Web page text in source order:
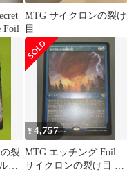
Foil
MTG サイクロンの裂け
目
裂
ア
¥4,757
MTG エッチング Foil
サイクロンの裂け目 日